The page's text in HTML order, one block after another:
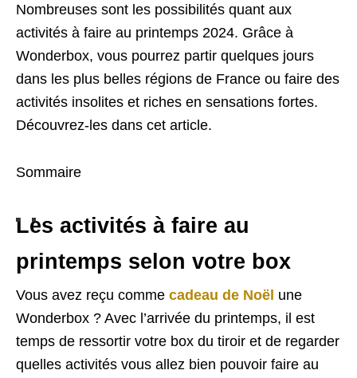
Nombreuses sont les possibilités quant aux
activités à faire au printemps 2024. Grâce à
Wonderbox, vous pourrez partir quelques jours
dans les plus belles régions de France ou faire des
activités insolites et riches en sensations fortes.
Découvrez-les dans cet article.
Sommaire
Les activités à faire au
printemps selon votre box
Vous avez reçu comme cadeau de Noël une
Wonderbox ? Avec l’arrivée du printemps, il est
temps de ressortir votre box du tiroir et de regarder
quelles activités vous allez bien pouvoir faire au